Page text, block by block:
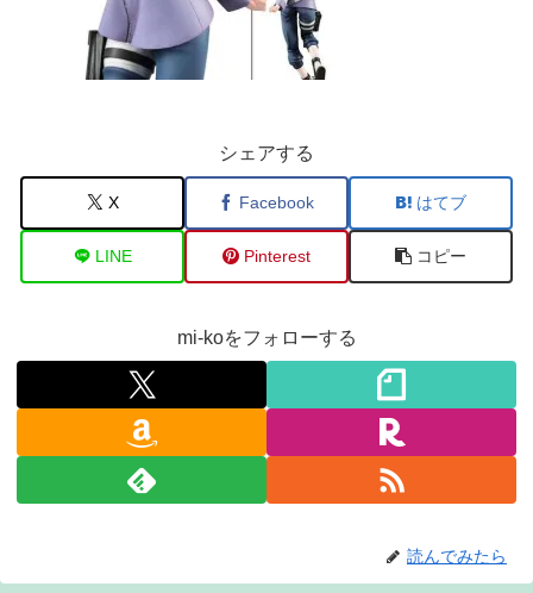
シェアする
X Facebook はてブ
LINE Pinterest コピー
mi-koをフォローする
読んでみたら